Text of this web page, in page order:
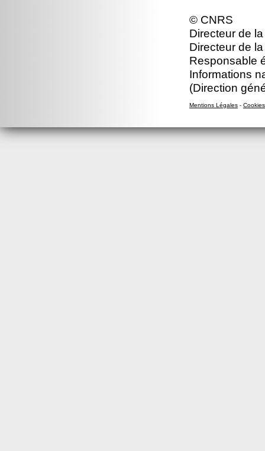
© CNRS
Directeur de
Directeur de
Responsable
Informations
(Direction
Mentions Légales - Cookies